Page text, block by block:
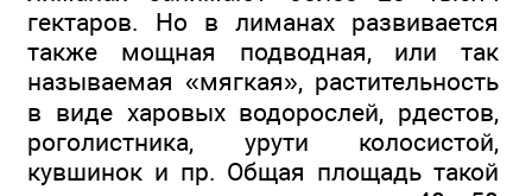
гектаров. Но в лиманах развивается
также мощная подводная, или так
называемая «мягкая», растительность
в виде харовых водорослей, рдестов,
роголистника, урути колосистой,
кувшинок и пр. Общая площадь такой